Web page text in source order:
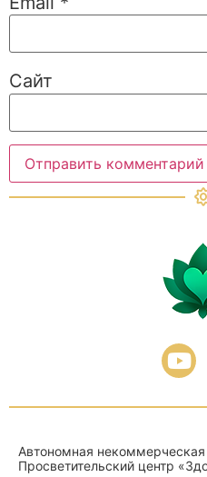
Сайт
Автономная некоммерческая
Просветительский центр